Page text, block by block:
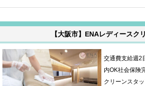
【大阪市】ENAレディースク
交通費支給週2
内OK社会保険
クリーンスタ